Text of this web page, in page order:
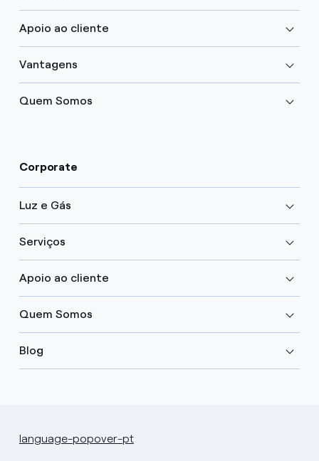
Apoio ao cliente
Vantagens
Quem Somos
Corporate
Luz e Gás
Serviços
Apoio ao cliente
Quem Somos
Blog
language-popover-pt